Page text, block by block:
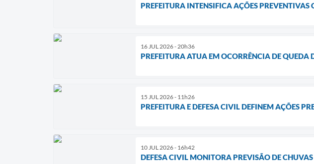
PREFEITURA INTENSIFICA AÇÕES
16 JUL 2026 - 20h36
PREFEITURA ATUA EM OCORRÊNCIA DE QUEDA
15 JUL 2026 - 11h26
PREFEITURA E DEFESA CIVIL DEFINEM AÇÕES
10 JUL 2026 - 16h42
DEFESA CIVIL MONITORA PREVISÃO DE